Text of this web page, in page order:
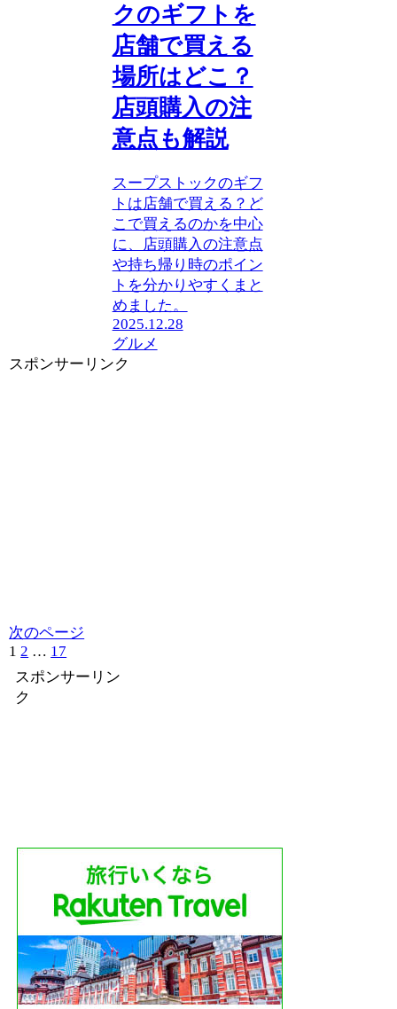
クのギフトを
店舗で買える
場所はどこ？
店頭購入の注
意点も解説
スープストックのギフ
トは店舗で買える？ど
こで買えるのかを中心
に、店頭購入の注意点
や持ち帰り時のポイン
トを分かりやすくまと
めました。
2025.12.28
グルメ
スポンサーリンク
次のページ
1 2 … 17
へ
スポンサーリン
ク